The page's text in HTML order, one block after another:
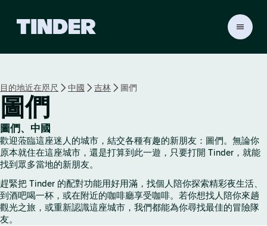
r
目的地近在咫尺 中國 吉林 圖們
圖們
圖們、中國
歡迎蒞臨這座迷人的城市，結交各種有趣的新朋友：圖們。無論你
原本就住在這座城市，還是打算到此一遊，只要打開 Tinder，就能
找到眾多當地的新朋友。
趕緊把 Tinder 的配對功能用好用滿，找個人陪你探索精彩夜生活、
到酒吧喝一杯，或在附近的咖啡廳享受咖啡。若你想找人陪你來趟
觀光之旅，或重新認識這座城市，我們都能為你尋找最佳的冒險隊
友。